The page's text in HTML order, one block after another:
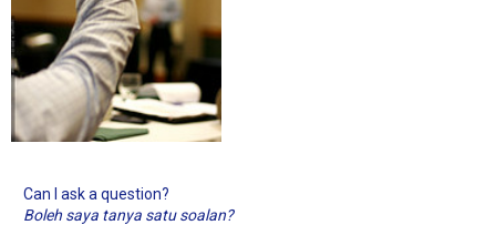
Can I ask a question?
Boleh saya tanya satu soalan?